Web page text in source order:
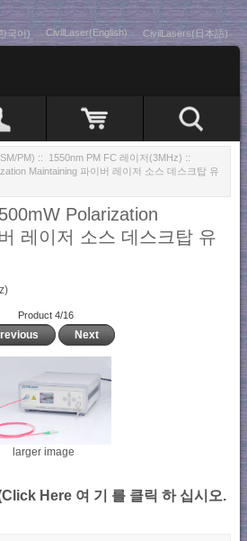
국어) CivilLaser(English) CivilLasers(日本語)
PM) :: 1550nm PM FC 레이저(3MHz) ::
Maintaining 파이버 레이저 소스 데스크탑 유
Polarization
레이저 소스 데스크탑 유
Product 4/16
Next
larger image
Here 여 기 를 클릭 하 십시오.